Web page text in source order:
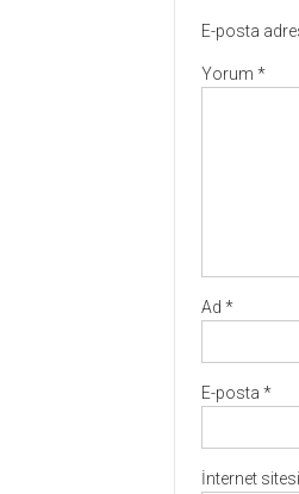
E-posta
Yorum *
Ad *
E-posta *
İnternet sitesi